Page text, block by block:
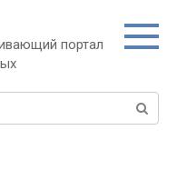
портал